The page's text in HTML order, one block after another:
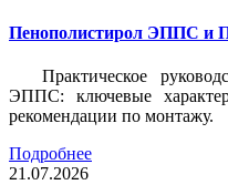
Пенополистирол ЭППС и
Практическое
ЭППС: ключевые
рекомендации по монтажу.
Подробнее
21.07.2026